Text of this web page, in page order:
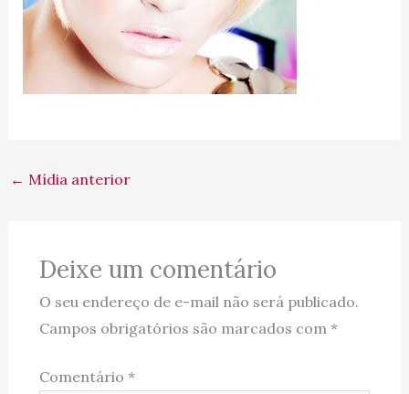
← Mídia anterior
Deixe um comentário
O seu endereço de e-mail não será publicado.
Campos obrigatórios são marcados com *
Comentário *